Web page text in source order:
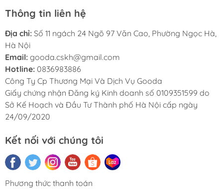
Thông tin liên hệ
Địa chỉ: Số 11 ngách 24 Ngõ 97 Văn Cao, Phường Ngọc Hà,
Hà Nội
Email: gooda.cskh@gmail.com
Hotline: 0836983886
Công Ty Cp Thương Mại Và Dịch Vụ Gooda
Giấy chứng nhận Đăng ký Kinh doanh số 0109351599 do
Sở Kế Hoạch và Đầu Tư Thành phố Hà Nội cấp ngày
24/09/2020
Kết nối với chúng tôi
Phương thức thanh toán